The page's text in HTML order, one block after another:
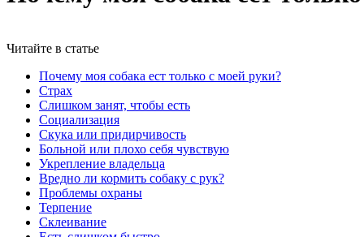
Читайте в статье
Почему моя собака ест только с моей руки?
Страх
Слишком занят, чтобы есть
Социализация
Скука или придирчивость
Больной или плохо себя чувствую
Укрепление владельца
Вредно ли кормить собаку с рук?
Проблемы охраны
Терпение
Склеивание